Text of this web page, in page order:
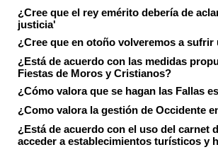
¿Cree que el rey emérito debería de
justicia'
¿Cree que en otoño volveremos a sufrir
¿Está de acuerdo con las medidas
Fiestas de Moros y Cristianos?
¿Cómo valora que se hagan las Fallas
¿Como valora la gestión de Occidente
¿Está de acuerdo con el uso del carnet
acceder a establecimientos turísticos y